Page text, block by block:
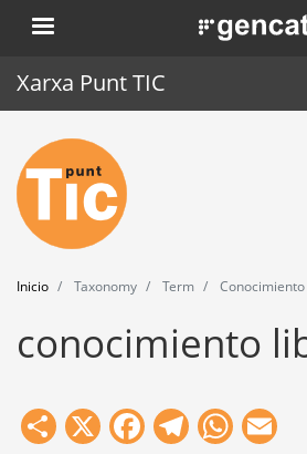
Pasar
al
. Obre en una
Xarxa Punt TIC
Inicio
Punt TIC
Actualidad
Agenda
Formación
Herramientas
Inicio Taxonomy Term
conocimiento
Share
X Facebook